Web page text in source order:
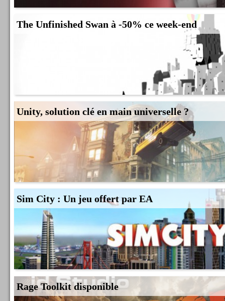
The Unfinished Swan à -50% ce week-end
Unity, solution clé en main universelle ?
Sim City : Un jeu offert par EA
Rage Toolkit disponible